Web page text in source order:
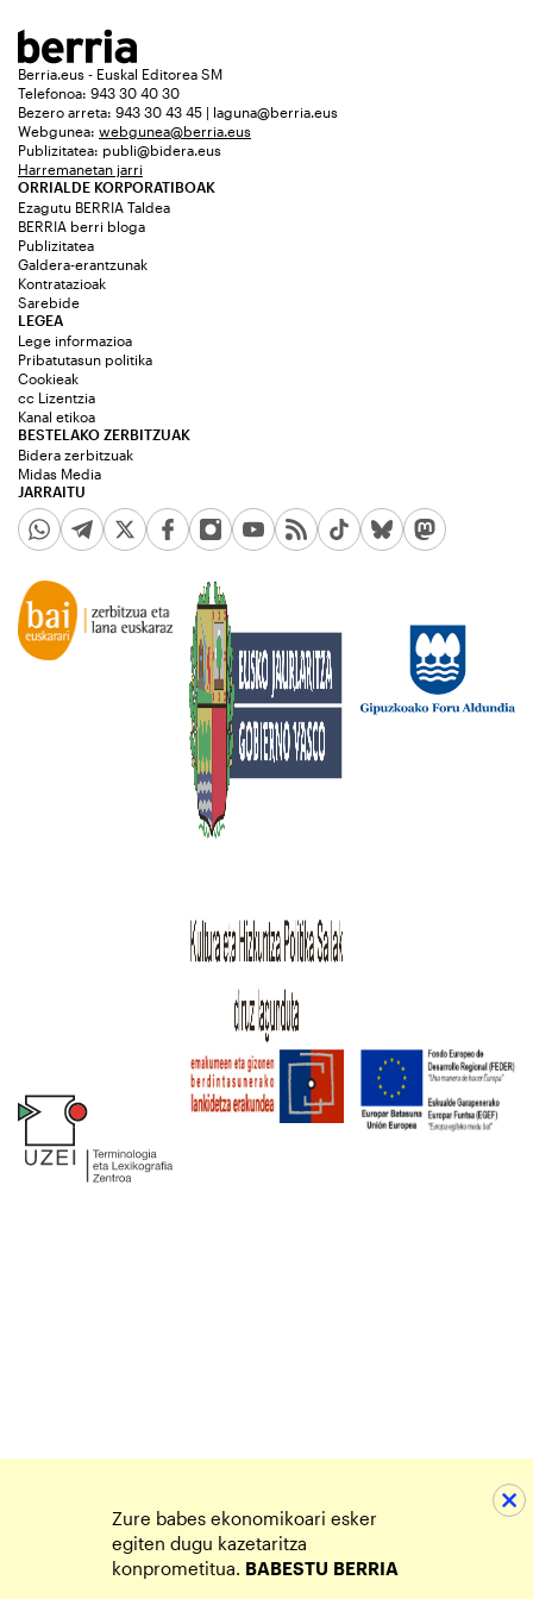
Berria.eus - Euskal Editorea SM
Telefonoa: 943 30 40 30
Bezero arreta: 943 30 43 45 | laguna@berria.eus
Webgunea: webgunea@berria.eus
Publizitatea: publi@bidera.eus
Harremanetan jarri
ORRIALDE KORPORATIBOAK
Ezagutu BERRIA Taldea
BERRIA berri bloga
Publizitatea
Galdera-erantzunak
Kontratazioak
Sarebide
JARRAITU
LEGEA
Lege informazioa
Pribatutasun politika
Cookieak
cc Lizentzia
Kanal etikoa
BESTELAKO ZERBITZUAK
Bidera zerbitzuak
Midas Media
Zure babes ekonomikoari esker
egiten dugu kazetaritza
konprometitua. BABESTU BERRIA